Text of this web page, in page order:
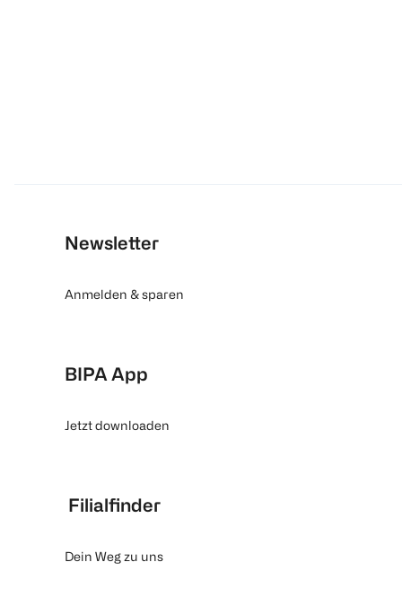
Newsletter
Anmelden & sparen
BIPA App
Jetzt downloaden
Filialfinder
Dein Weg zu uns